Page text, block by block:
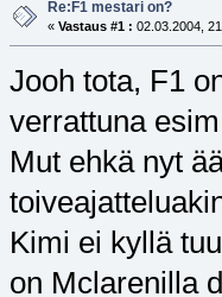
Re:F1 mestari on?
« Vastaus #1 : 02.03.2004,
Jooh tota, F1
verrattuna
Mut ehkä nyt
Kimi ei kyllä
on Mclarenilla